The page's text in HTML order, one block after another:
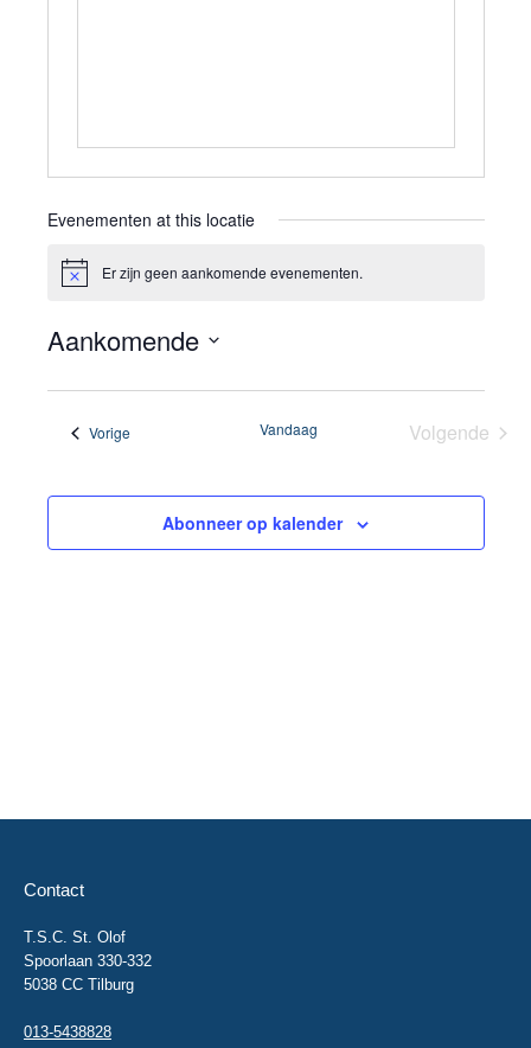
Evenementen at this locatie
BerichtEr zijn geen aankomende evenementen.
Aankomende
datum.VorigeEvenementen Vandaag
Volgende
Abonneer op kalender
Contact
T.S.C. St. Olof
Spoorlaan 330-332
5038 CC Tilburg
013-5438828